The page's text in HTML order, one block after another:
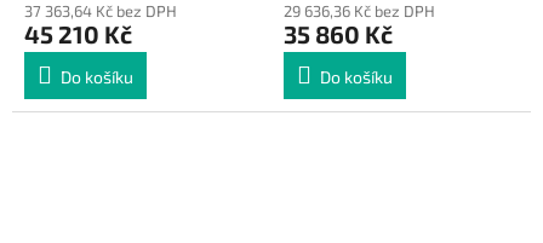
37 363,64 Kč bez DPH
45 210 Kč
Do košíku
29 636,36 Kč bez DPH
35 860 Kč
Do košíku